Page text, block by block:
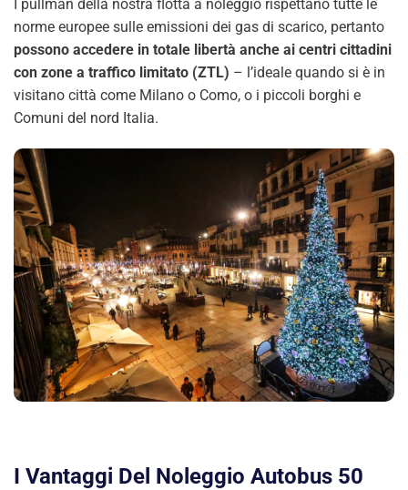
I pullman della nostra flotta a noleggio rispettano tutte le
norme europee sulle emissioni dei gas di scarico, pertanto
possono accedere in totale libertà anche ai centri cittadini
con zone a traffico limitato (ZTL) – l’ideale quando si è in
visitano città come Milano o Como, o i piccoli borghi e
Comuni del nord Italia.
I Vantaggi Del Noleggio Autobus 50